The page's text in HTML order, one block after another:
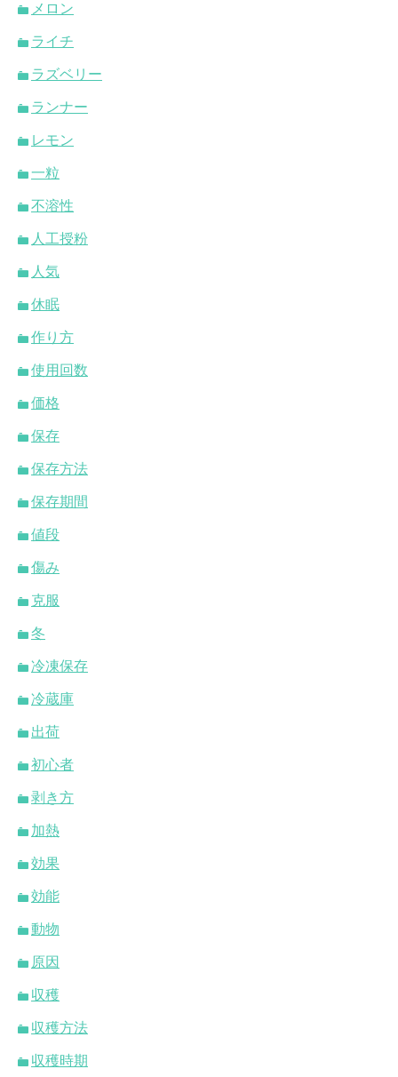
メロン
ライチ
ラズベリー
ランナー
レモン
一粒
不溶性
人工授粉
人気
休眠
作り方
使用回数
価格
保存
保存方法
保存期間
値段
傷み
克服
冬
冷凍保存
冷蔵庫
出荷
初心者
剥き方
加熱
効果
効能
動物
原因
収穫
収穫方法
収穫時期